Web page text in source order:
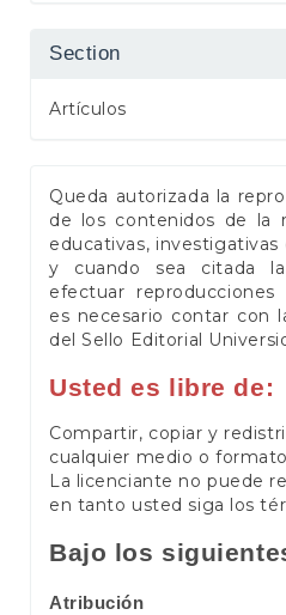
Section
Artículos
Queda autorizada la
de los contenidos de la
educativas,
y cuando sea citada
efectuar
es necesario contar con
del Sello Editorial
Usted es libre de:
Compartir, copiar y
cualquier medio o formato
La licenciante no puede
en tanto usted siga los
Bajo los
Atribución